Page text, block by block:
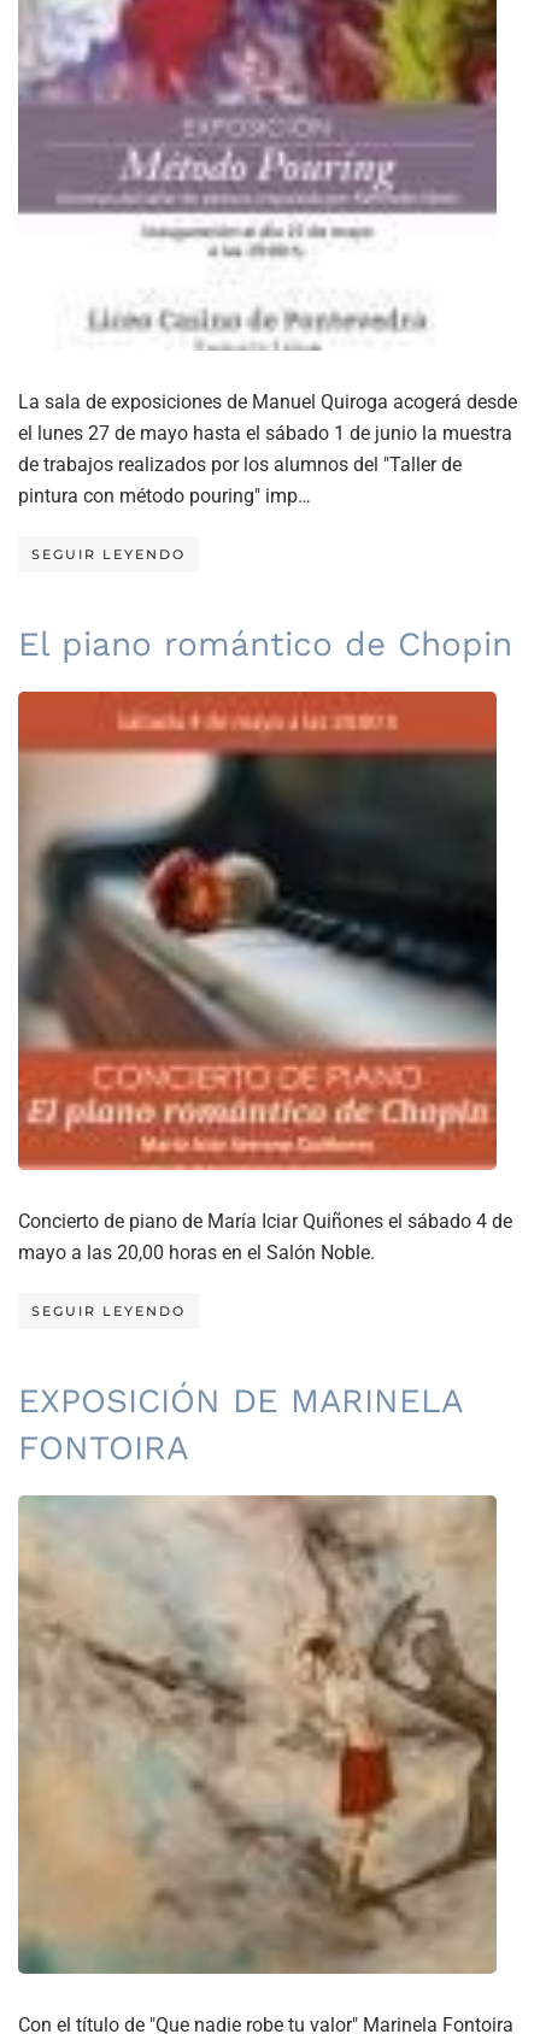
La sala de exposiciones de Manuel Quiroga acogerá desde
el lunes 27 de mayo hasta el sábado 1 de junio la muestra
de trabajos realizados por los alumnos del "Taller de
pintura con método pouring" imp…
SEGUIR LEYENDO
El piano romántico de Chopin
Concierto de piano de María Iciar Quiñones el sábado 4 de
mayo a las 20,00 horas en el Salón Noble.
SEGUIR LEYENDO
EXPOSICIÓN DE MARINELA
FONTOIRA
Con el título de "Que nadie robe tu valor" Marinela Fontoira